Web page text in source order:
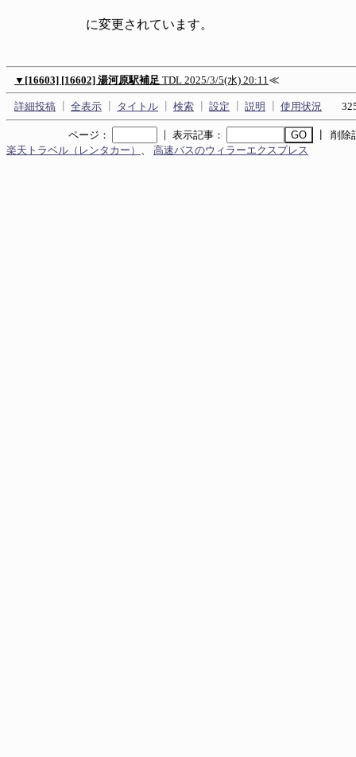
に変更されています。
▼ [16603] [16602] 湯河原駅補足 TDL 2025/3/5(水) 20:11 ≪
詳細投稿 全表示 タイトル 検索 設定 説明 使用状況
ページ： ｜ 表示記事：
┃ 削除
楽天トラベル（レンタカー）
高速バスのウィラーエクスプレス